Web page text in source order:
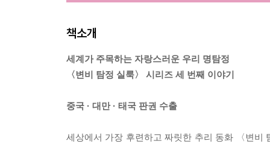
책소개
세계가 주목하는 자랑스러운 우리 명탐정
〈변비 탐정 실룩〉 시리즈 세 번째 이야기
중국 · 대만 · 태국 판권 수출
세상에서 가장 후련하고 짜릿한 추리 동화 〈변비